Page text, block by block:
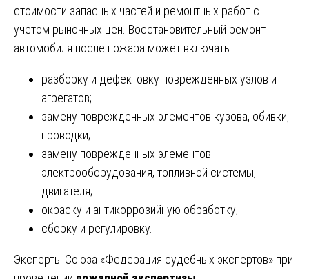
стоимости запасных частей и ремонтных работ с
учетом рыночных цен. Восстановительный ремонт
автомобиля после пожара может включать:
разборку и дефектовку поврежденных узлов и
агрегатов;
замену поврежденных элементов кузова, обивки,
проводки;
замену поврежденных элементов
электрооборудования, топливной системы,
двигателя;
окраску и антикоррозийную обработку;
сборку и регулировку.
Эксперты Союза «Федерация судебных экспертов» при